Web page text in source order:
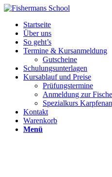
Startseite
Über uns
So geht’s
Termine & Kursanmeldung
Gutscheine
Schulungsunterlagen
Kursablauf und Preise
Prüfungstermine
Anmeldung zur
Spezialkurs
Kontakt
Warenkorb
Menü